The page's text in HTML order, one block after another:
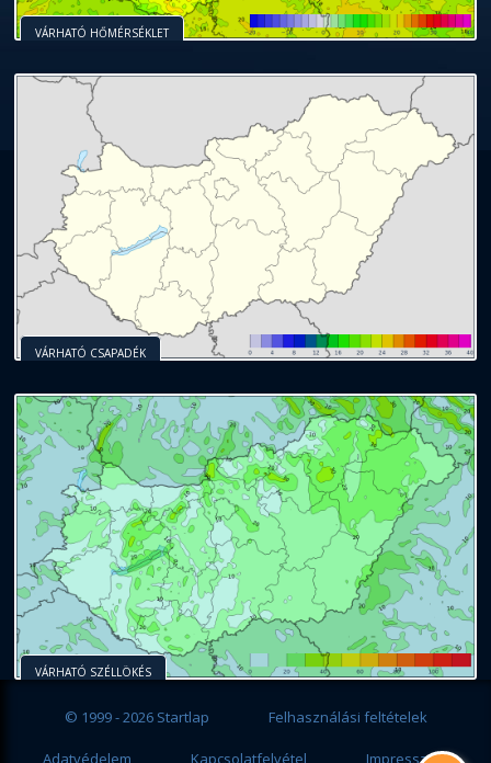
VÁRHATÓ HŐMÉRSÉKLET
VÁRHATÓ CSAPADÉK
VÁRHATÓ SZÉLLÖKÉS
© 1999 - 2026 Startlap Felhasználási feltételek
Adatvédelem Kapcsolatfelvétel Impresszum